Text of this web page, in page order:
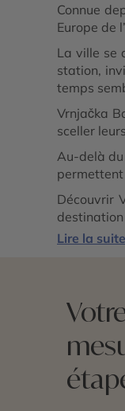
Connue
Europe de
La ville se
station,
temps
Vrnjačka
sceller
Au-delà du
permettent
Découvrir
destination
Lire la suite